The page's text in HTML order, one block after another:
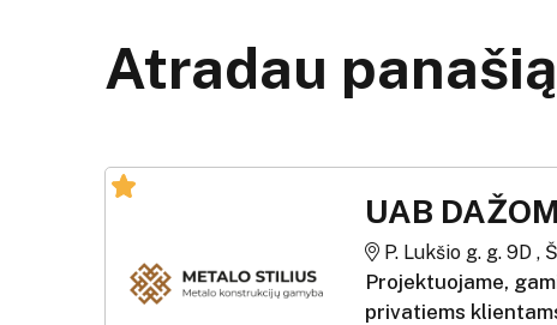
Atradau
UAB
P. Lukšio g. g. 9D ,
Projektuojame,
privatiems